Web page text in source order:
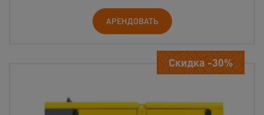
АРЕНДОВАТЬ
Скидка -30%